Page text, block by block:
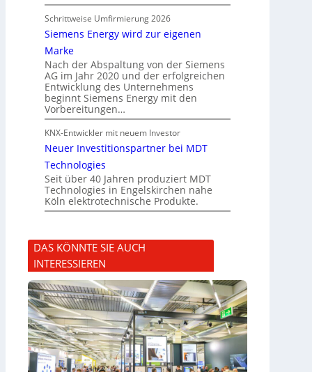
Schrittweise Umfirmierung 2026
Siemens Energy wird zur eigenen
Marke
Nach der Abspaltung von der Siemens
AG im Jahr 2020 und der erfolgreichen
Entwicklung des Unternehmens
beginnt Siemens Energy mit den
Vorbereitungen…
KNX-Entwickler mit neuem Investor
Neuer Investitionspartner bei MDT
Technologies
Seit über 40 Jahren produziert MDT
Technologies in Engelskirchen nahe
Köln elektrotechnische Produkte.
DAS KÖNNTE SIE AUCH
INTERESSIEREN